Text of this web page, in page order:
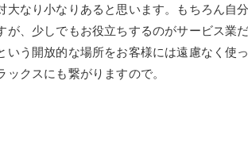
なり小なりあると思います。もちろん自分
、少しでもお役立ちするのがサービス業
う開放的な場所をお客様には遠慮なく使っ
クスにも繋がりますので。